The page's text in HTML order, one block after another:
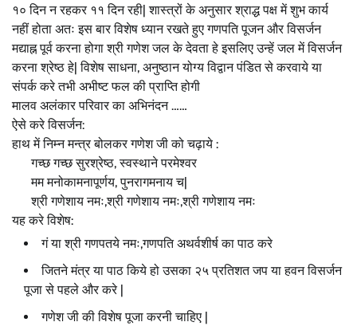
१० दिन न रहकर ११ दिन रही| शास्त्रों के अनुसार श्राद्ध पक्ष में शुभ कार्य
नहीं होता अतः इस बार विशेष ध्यान रखते हुए गणपति पूजन और विसर्जन
मद्याह्न पूर्व करना होगा श्री गणेश जल के देवता हे इसलिए उन्हें जल में विसर्जन
करना श्रेष्ठ हे| विशेष साधना, अनुष्ठान योग्य विद्वान पंडित से करवाये या
संपर्क करे तभी अभीष्ट फल की प्राप्ति होगी
मालव अलंकार परिवार का अभिनंदन ……
ऐसे करे विसर्जन:
हाथ में निम्न मन्त्र बोलकर गणेश जी को चढ़ाये :
गच्छ गच्छ सुरश्रेष्ठ, स्वस्थाने परमेश्वर
मम मनोकामनापूर्णय, पुनरागमनाय च|
श्री गणेशाय नमः,श्री गणेशाय नमः,श्री गणेशाय नमः
यह करे विशेष:
गं या श्री गणपतये नमः,गणपति अथर्वशीर्ष का पाठ करे
जितने मंत्र या पाठ किये हो उसका २५ प्रतिशत जप या हवन विसर्जन
पूजा से पहले और करे |
गणेश जी की विशेष पूजा करनी चाहिए |